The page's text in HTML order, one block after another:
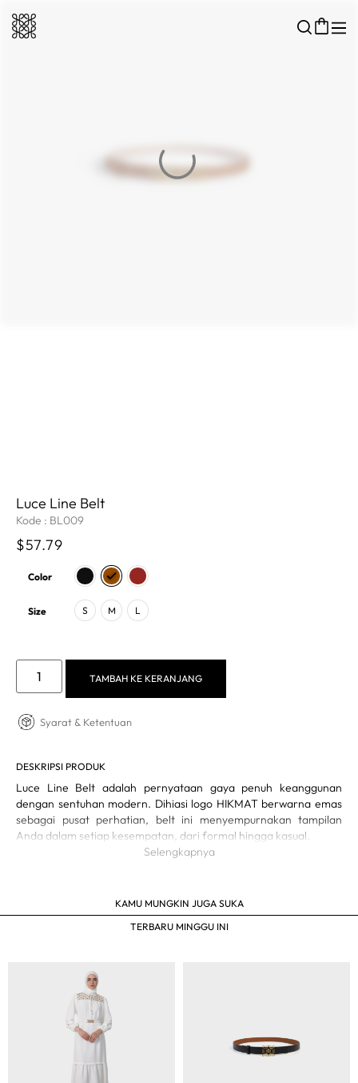
Luce Line Belt
Kode : BL009
$57.79
Color
Size S M L
TAMBAH KE KERANJANG
Syarat & Ketentuan
DESKRIPSI PRODUK
Luce Line Belt adalah pernyataan gaya penuh keanggunan
dengan sentuhan modern. Dihiasi logo HIKMAT berwarna emas
sebagai pusat perhatian, belt ini menyempurnakan tampilan
Anda dalam setiap kesempatan, dari formal hingga kasual.
Aksen buckle emas eksklusif bertuliskan HIKMAT
Ukuran dapat disesuaikan untuk kenyamanan optimal
Selengkapnya
KAMU MUNGKIN JUGA SUKA
TERBARU MINGGU INI